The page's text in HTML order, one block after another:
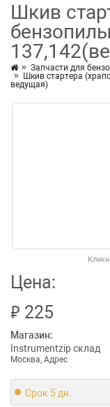
Шкив
Запчасти для
Шкив стартера
ведущая)
Цена:
₽ 225
Магазин:
Instrumentzip склад
Москва, Адрес
Срок 5 дн.